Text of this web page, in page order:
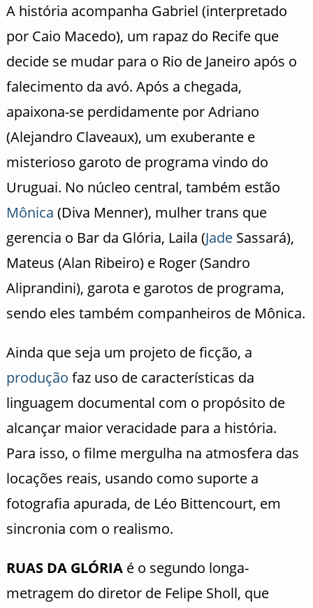
A história acompanha Gabriel (interpretado
por Caio Macedo), um rapaz do Recife que
decide se mudar para o Rio de Janeiro após o
falecimento da avó. Após a chegada,
apaixona-se perdidamente por Adriano
(Alejandro Claveaux), um exuberante e
misterioso garoto de programa vindo do
Uruguai. No núcleo central, também estão
Mônica (Diva Menner), mulher trans que
gerencia o Bar da Glória, Laila (JadeSassará),
Mateus (Alan Ribeiro) e Roger (Sandro
Aliprandini), garota e garotos de programa,
sendo eles também companheiros de Mônica.
Ainda que seja um projeto de ficção, a
produção faz uso de características da
linguagem documental com o propósito de
alcançar maior veracidade para a história.
Para isso, o filme mergulha na atmosfera das
locações reais, usando como suporte a
fotografia apurada, de Léo Bittencourt, em
sincronia com o realismo.
RUAS DA GLÓRIAé o segundo longa-
metragem do diretor de Felipe Sholl, que